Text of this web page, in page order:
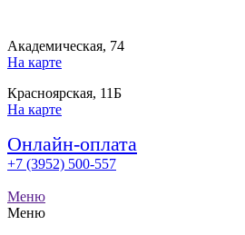
Академическая, 74
На карте
Красноярская, 11Б
На карте
Онлайн-оплата
+7 (3952) 500-557
Меню
Меню